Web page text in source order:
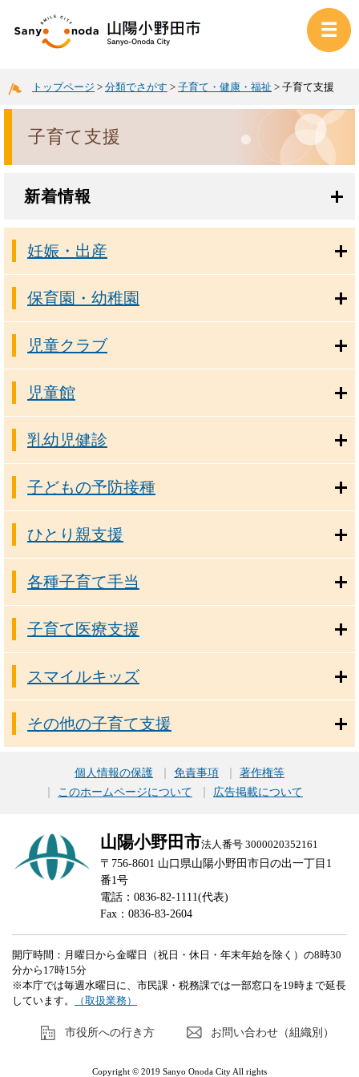
トップページ > 分類でさがす > 子育て・健康・福祉 > 子育て支援
子育て支援
新着情報
妊娠・出産
保育園・幼稚園
児童クラブ
児童館
乳幼児健診
子どもの予防接種
ひとり親支援
各種子育て手当
子育て医療支援
スマイルキッズ
その他の子育て支援
個人情報の保護 免責事項
著作権等
このホームページについて
広告掲載について
山陽小野田市法人番号 3000020352161
〒756-8601 山口県山陽小野田市日の出一丁目1
番1号
電話：0836-82-1111(代表)
Fax：0836-83-2604
開庁時間：月曜日から金曜日（祝日・休日・年末年始を除く）の8時30
分から17時15分
※本庁では毎週水曜日に、市民課・税務課では一部窓口を19時まで延長
しています。
（取扱業務）
市役所への行き方 お問い合わせ（組織別）
Copyright © 2019 Sanyo Onoda City All rights